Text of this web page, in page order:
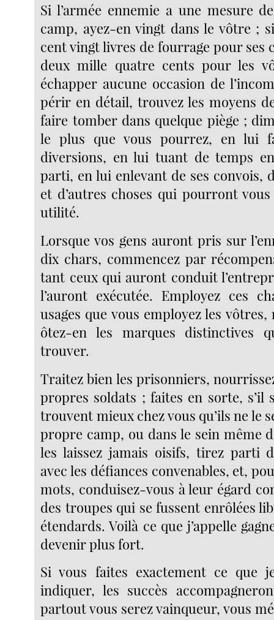
Si l’armée ennemie a une mesure
camp, ayez-en vingt dans le vôtre ;
cent vingt livres de fourrage pour ses
deux mille quatre cents pour les
échapper aucune occasion de
périr en détail, trouvez les moyens
faire tomber dans quelque piège ;
le plus que vous pourrez, en lui
diversions, en lui tuant de temps
parti, en lui enlevant de ses convois,
et d’autres choses qui pourront
utilité.
Lorsque vos gens auront pris sur
dix chars, commencez par
tant ceux qui auront conduit
l’auront exécutée. Employez ces
usages que vous employez les
ôtez-en les marques distinctives
trouver.
Traitez bien les prisonniers,
propres soldats ; faites en sorte, s’il
trouvent mieux chez vous qu’ils ne le
propre camp, ou dans le sein même
les laissez jamais oisifs, tirez parti
avec les défiances convenables, et,
mots, conduisez-vous à leur égard
des troupes qui se fussent enrôlées
étendards. Voilà ce que j’appelle
devenir plus fort.
Si vous faites exactement ce que
indiquer, les succès
partout vous serez vainqueur, vous